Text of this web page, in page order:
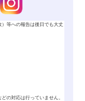
等への報告は後日でも大丈
どの対応は行っていません。